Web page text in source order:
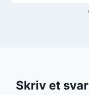
Skriv et svar